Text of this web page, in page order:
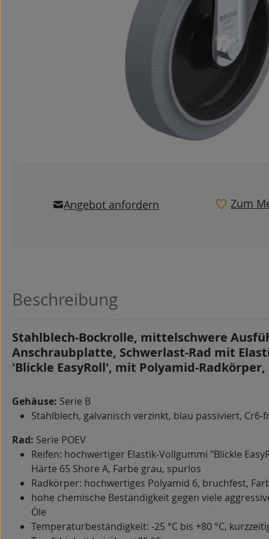
Angebot anfordern Zum
Beschreibung
Stahlblech-Bockrolle, mittelschwere
Anschraubplatte, Schwerlast-Rad mit
'Blickle EasyRoll', mit Polyamid-
Gehäuse: Serie B
Stahlblech, galvanisch verzinkt, blau passiviert, Cr6-
Rad: Serie POEV
Reifen: hochwertiger Elastik-Vollgummi "Blickle
Härte 65 Shore A, Farbe grau, spurlos
Radkörper: hochwertiges Polyamid 6, bruchfest,
hohe chemische Beständigkeit gegen viele
Öle
Temperaturbeständigkeit: -25 °C bis +80 °C,